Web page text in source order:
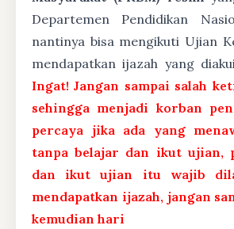
Departemen Pendidikan
nantinya bisa mengikuti Ujian
mendapatkan ijazah yang
Ingat! Jangan sampai salah
sehingga menjadi korban
percaya jika ada yang
tanpa belajar dan ikut ujian,
dan ikut ujian itu wajib
mendapatkan ijazah, jangan
kemudian hari